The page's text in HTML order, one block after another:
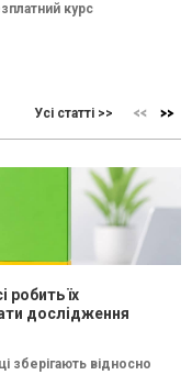
курс
Усі статті >>
робить їх
дослідження
зберігають відносно